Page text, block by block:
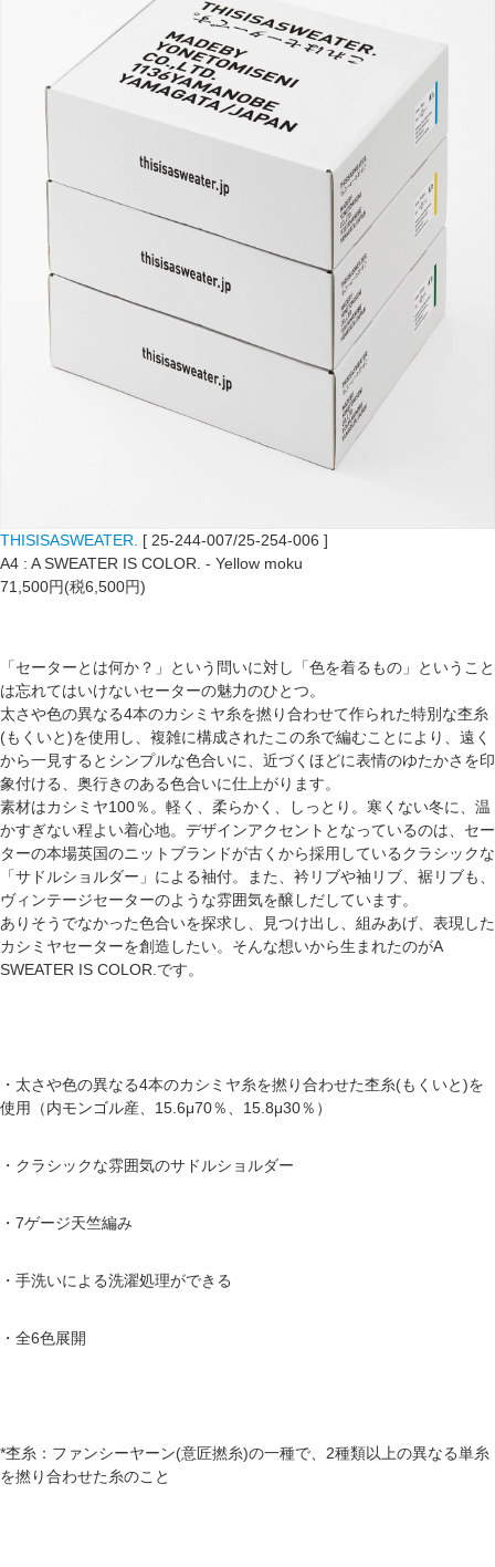
THISISASWEATER.
[ 25-244-007/25-254-006 ]
A4 : A SWEATER IS COLOR. - Yellow moku
71,500円(税6,500円)
「セーターとは何か？」という問いに対し「色を着るもの」ということ
は忘れてはいけないセーターの魅力のひとつ。
太さや色の異なる4本のカシミヤ糸を撚り合わせて作られた特別な杢糸
(もくいと)を使用し、複雑に構成されたこの糸で編むことにより、遠く
から一見するとシンプルな色合いに、近づくほどに表情のゆたかさを印
象付ける、奥行きのある色合いに仕上がります。
素材はカシミヤ100％。軽く、柔らかく、しっとり。寒くない冬に、温
かすぎない程よい着心地。デザインアクセントとなっているのは、セー
ターの本場英国のニットブランドが古くから採用しているクラシックな
「サドルショルダー」による袖付。また、衿リブや袖リブ、裾リブも、
ヴィンテージセーターのような雰囲気を醸しだしています。
ありそうでなかった色合いを探求し、見つけ出し、組みあげ、表現した
カシミヤセーターを創造したい。そんな想いから生まれたのがA
SWEATER IS COLOR.です。
・太さや色の異なる4本のカシミヤ糸を撚り合わせた杢糸(もくいと)を
使用（内モンゴル産、15.6μ70％、15.8μ30％）
・クラシックな雰囲気のサドルショルダー
・7ゲージ天竺編み
・手洗いによる洗濯処理ができる
・全6色展開
*杢糸：ファンシーヤーン(意匠撚糸)の一種で、2種類以上の異なる単糸
を撚り合わせた糸のこと